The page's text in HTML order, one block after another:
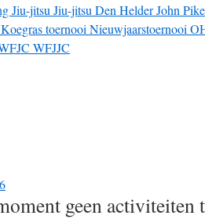
Jiu-jitsu Jiu-jitsu Den HelderJohn
Koegras toernooi Nieuwjaarstoernooi
WFJJC
geen activiteiten